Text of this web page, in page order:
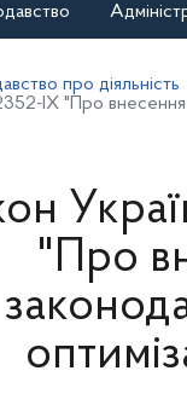
про діяльність
IX "Про внесення
"Про